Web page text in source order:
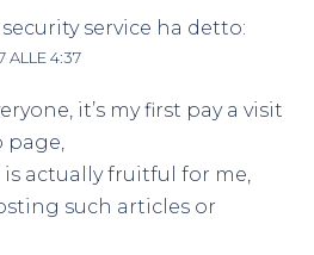
service ha detto:
ALLE 4:37
it’s my first pay a visit
page,
actually fruitful for me,
such articles or